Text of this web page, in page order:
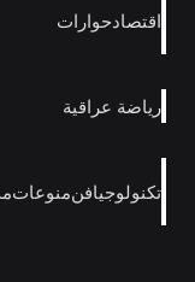
اقتصادحوارات
رياضة عراقية
تكنولوجيافنمنوعات